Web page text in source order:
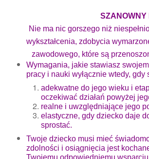
SZANOWNY
Nie ma nic gorszego niż
wykształcenia, zdobycia
zawodowego, które są
Wymagania, jakie stawiasz
pracy i nauki wyłącznie wtedy, gdy
adekwatne do jego wieku i
oczekiwać działań powyżej
realne i uwzględniające jego
elastyczne, gdy dziecko daje
sprostać.
Twoje dziecko musi mieć
zdolności i osiągnięcia jest
Twojemu odpowiedniemu